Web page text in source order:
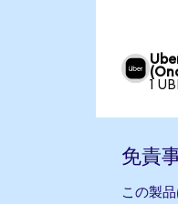
1
免責
この製